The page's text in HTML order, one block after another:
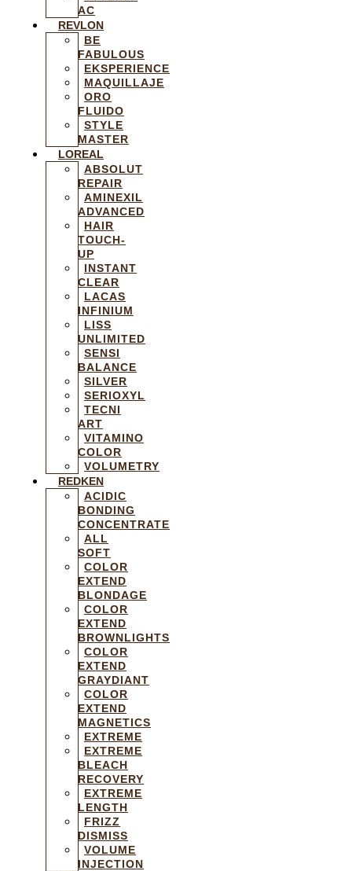
AC
REVLON
BE
FABULOUS
EKSPERIENCE
MAQUILLAJE
ORO
FLUIDO
STYLE
MASTER
LOREAL
ABSOLUT
REPAIR
AMINEXIL
ADVANCED
HAIR
TOUCH-
UP
INSTANT
CLEAR
LACAS
INFINIUM
LISS
UNLIMITED
SENSI
BALANCE
SILVER
SERIOXYL
TECNI
ART
VITAMINO
COLOR
VOLUMETRY
REDKEN
ACIDIC
BONDING
CONCENTRATE
ALL
SOFT
COLOR
EXTEND
BLONDAGE
COLOR
EXTEND
BROWNLIGHTS
COLOR
EXTEND
GRAYDIANT
COLOR
EXTEND
MAGNETICS
EXTREME
EXTREME
BLEACH
RECOVERY
EXTREME
LENGTH
FRIZZ
DISMISS
VOLUME
INJECTION